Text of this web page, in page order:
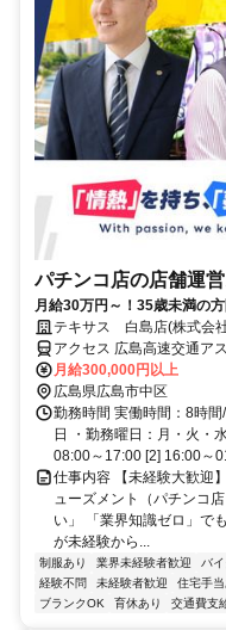
パチンコ店の店舗運
月給30万円～！35歳未満の
経験不問。人柄と意欲を重視
テキサス 白島店(株式会
アクセス 広島高速交通ア
通アストラムライン 新白
口徒歩約6分 JR新白島駅
分、JR横川駅から車で約
月給300,000円以上
広島県広島市中区
勤務時間 実働時間：8時
日 ・勤務曜日：月・火・
08:00～17:00 [2] 16:00～
仕事内容 【未経験大歓迎
ューズメント（パチンコ
い」 「業界知識ゼロ」で
が未経験から...
制服あり 業界未経験者歓迎 バ
経験不問
未経験者歓迎 住宅手当
ブランクOK
育休あり 交通費支